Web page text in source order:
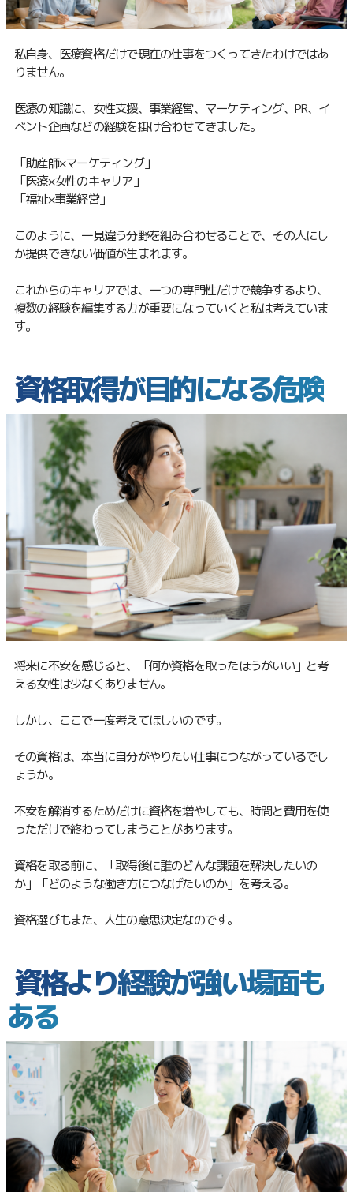
私自身、医療資格だけで現在の仕事をつくってきたわけではあ
りません。
医療の知識に、女性支援、事業経営、マーケティング、PR、イ
ベント企画などの経験を掛け合わせてきました。
「助産師×マーケティング」
「医療×女性のキャリア」
「福祉×事業経営」
このように、一見違う分野を組み合わせることで、その人にし
か提供できない価値が生まれます。
これからのキャリアでは、一つの専門性だけで競争するより、
複数の経験を編集する力が重要になっていくと私は考えていま
す。
資格取得が目的になる危険
将来に不安を感じると、「何か資格を取ったほうがいい」と考
える女性は少なくありません。
しかし、ここで一度考えてほしいのです。
その資格は、本当に自分がやりたい仕事につながっているでし
ょうか。
不安を解消するためだけに資格を増やしても、時間と費用を使
っただけで終わってしまうことがあります。
資格を取る前に、「取得後に誰のどんな課題を解決したいの
か」「どのような働き方につなげたいのか」を考える。
資格選びもまた、人生の意思決定なのです。
資格より経験が強い場面も
ある